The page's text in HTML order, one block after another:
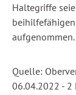
Haltegriffe
aufgenommen.
Quelle:
06.04.2022 - 2